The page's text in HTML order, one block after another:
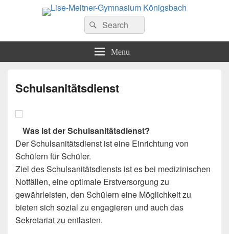
Lise-Meitner-Gymnasium
Königsbach
Das Gymnasium der Gemeinden Königsbach-Stein, Kämpfelbach, Eisingen
und Ispringen
Search
for:
Suche
Menu
Schulsanitätsdienst
Was ist der Schulsanitätsdienst?
Der Schulsanitätsdienst ist eine Einrichtung von
Schülern für Schüler.
Ziel des Schulsanitätsdiensts ist es bei medizinischen
Notfällen, eine optimale Erstversorgung zu
gewährleisten, den Schülern eine Möglichkeit zu
bieten sich sozial zu engagieren und auch das
Sekretariat zu entlasten.